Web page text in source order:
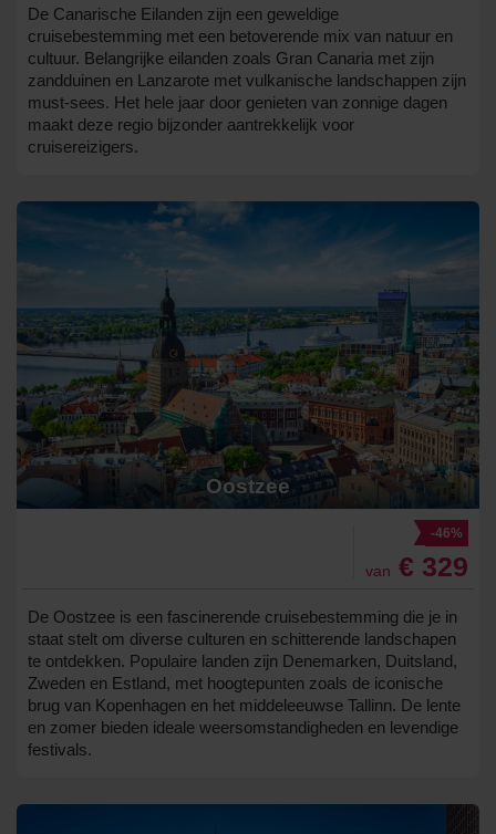
De Canarische Eilanden zijn een geweldige
cruisebestemming met een betoverende mix van natuur en
cultuur. Belangrijke eilanden zoals Gran Canaria met zijn
zandduinen en Lanzarote met vulkanische landschappen zijn
must-sees. Het hele jaar door genieten van zonnige dagen
maakt deze regio bijzonder aantrekkelijk voor
cruisereizigers.
Oostzee
-46%
van € 329
De Oostzee is een fascinerende cruisebestemming die je in
staat stelt om diverse culturen en schitterende landschapen
te ontdekken. Populaire landen zijn Denemarken, Duitsland,
Zweden en Estland, met hoogtepunten zoals de iconische
brug van Kopenhagen en het middeleeuwse Tallinn. De lente
en zomer bieden ideale weersomstandigheden en levendige
festivals.